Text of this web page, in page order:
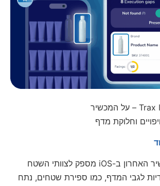
וחלוקת מדף
עדכון הזיהוי במכשיר האחרון ב-iOS מספק לצוותי השטח
לגבי המדף, כמו ספירת שטחים, נתח